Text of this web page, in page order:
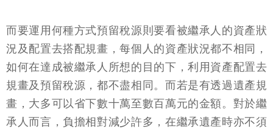
而要運用何種方式預留稅源則要看被繼承人的資產狀
況及配置去搭配規畫，每個人的資產狀況都不相同，
如何在達成被繼承人所想的目的下，利用資產配置去
規畫及預留稅源，都不盡相同。而若是有透過遺產規
畫，大多可以省下數十萬至數百萬元的金額。對於繼
承人而言，負擔相對減少許多，在繼承遺產時亦不須